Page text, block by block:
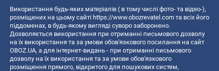
Використання будь-яких матеріалів ( в тому числі фото- та відео-),
розміщених на цьому сайті https://www.obozrevatel.com та всіх його
піддоменах, в будь-якому вигляді суворо заборонено.
Дозволяється використання при отриманні письмового дозволу
на їх використання та за умови обов'язкового посилання на сайт
OBOZ.UA, а для інтернет-видань - при отриманні письмового
дозволу на їх використання та за умови обов'язкового
розміщення прямого, відкритого для пошукових систем,